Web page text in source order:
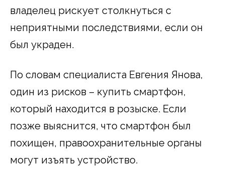
владелец рискует столкнуться с
неприятными последствиями, если он
был украден.
По словам специалиста Евгения Янова,
один из рисков – купить смартфон,
который находится в розыске. Если
позже выяснится, что смартфон был
похищен, правоохранительные органы
могут изъять устройство.